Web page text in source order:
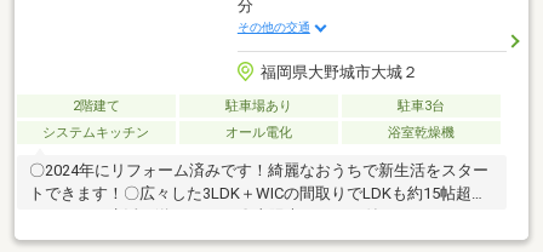
分
その他の交通
福岡県大野城市大城２
2階建て 駐車場あり
駐車3台
システムキッチン
オール電化 浴室乾燥機
〇2024年にリフォーム済みです！綺麗なおうちで新生活をスター
トできます！〇広々した3LDK＋WICの間取りでLDKも約15帖超と
のランニングコストも抑えることが可能です！ 〇脱衣所には床下